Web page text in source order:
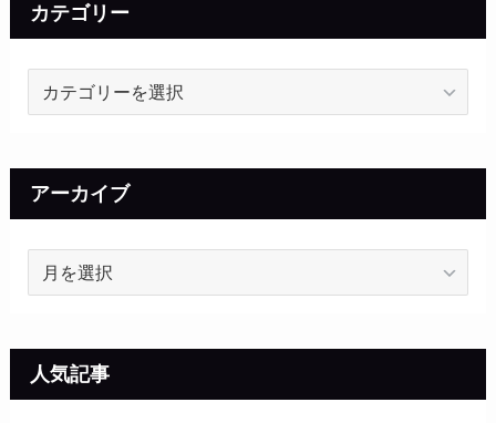
カテゴリー
リ
ー
アーカイブ
イ
ブ
人気記事